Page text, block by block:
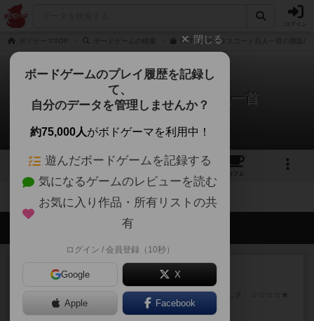
ログイン
ボドゲーマTOP HTTPステータスコード百人一首の通販/
HTTPステータスコード百人一首
拡張/関連作品 0件
2 1
カフェ
会員の新しい投稿
フラットアイアン
世界に浸れる度 ☆☆☆☆★楽しさ ☆☆☆☆★
タイパ ☆☆☆☆☆マンハッ...
約1時間前by DKnewyork
閉じる
ボードゲームのプレイ履歴を記録し
て、
自分のデータを管理しませんか？
約75,000人がボドゲーマを利用中！
遊んだボードゲームを記録する
気になるゲームのレビューを読む
お気に入り作品・所有リストの共
有
ログイン / 会員登録（10秒）
Google X
Apple Facebook